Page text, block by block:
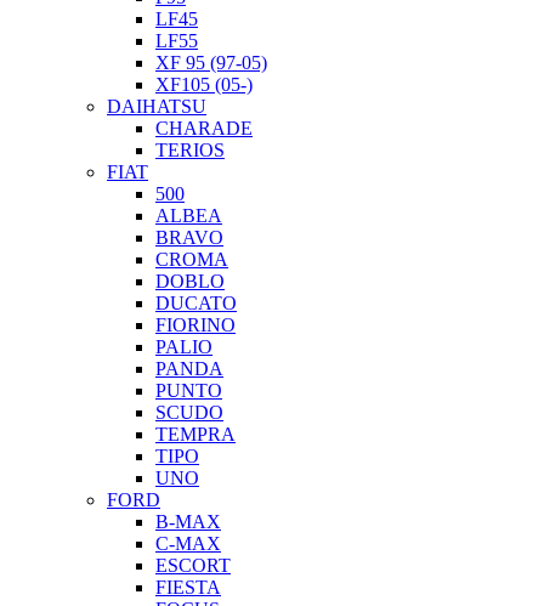
LF45
LF55
XF 95 (97-05)
XF105 (05-)
DAIHATSU
CHARADE
TERIOS
FIAT
500
ALBEA
BRAVO
CROMA
DOBLO
DUCATO
FIORINO
PALIO
PANDA
PUNTO
SCUDO
TEMPRA
TIPO
UNO
FORD
B-MAX
C-MAX
ESCORT
FIESTA